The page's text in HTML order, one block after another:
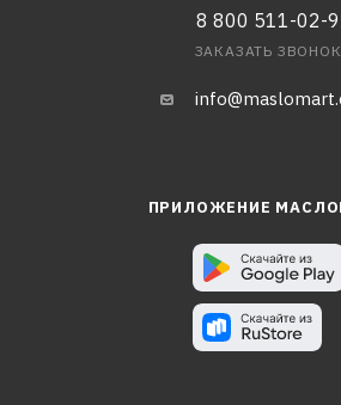
8 800 511-02-
ЗАКАЗАТЬ ЗВОНОК
ПРИЛОЖЕНИЕ